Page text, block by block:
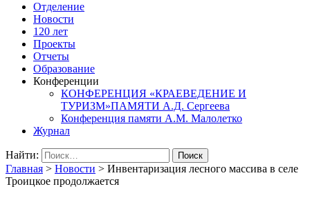
Отделение
Новости
120 лет
Проекты
Отчеты
Образование
Конференции
КОНФЕРЕНЦИЯ «КРАЕВЕДЕНИЕ И
ТУРИЗМ»ПАМЯТИ А.Д. Сергеева
Конференция памяти А.М. Малолетко
Журнал
Найти:
Главная > Новости > Инвентаризация лесного массива в селе
Троицкое продолжается